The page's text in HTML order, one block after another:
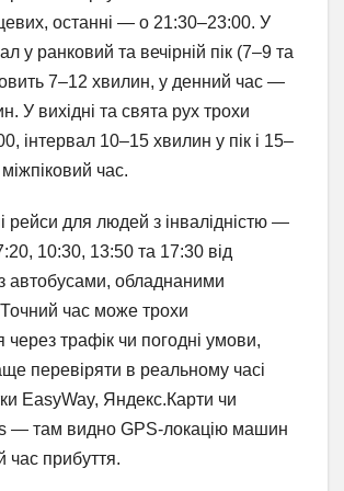
останні — о 21:30–23:00. У
у ранковий та вечірній пік (7–9 та
7–12 хвилин, у денний час —
У вихідні та свята рух трохи
інтервал 10–15 хвилин у пік і 15–
час.
рейси для людей з інвалідністю —
10:30, 13:50 та 17:30 від
автобусами, обладнаними
час може трохи
через трафік чи погодні умови,
перевіряти в реальному часі
EasyWay, Яндекс.Карти чи
— там видно GPS-локацію машин
час прибуття.